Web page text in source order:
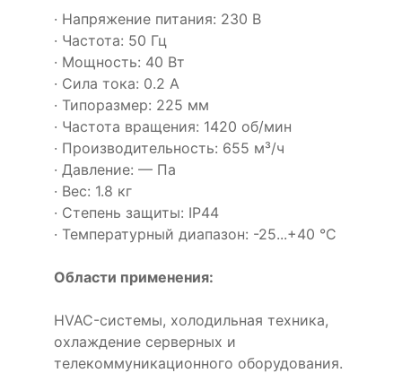
· Напряжение питания: 230 В
· Частота: 50 Гц
· Мощность: 40 Вт
· Сила тока: 0.2 А
· Типоразмер: 225 мм
· Частота вращения: 1420 об/мин
· Производительность: 655 м³/ч
· Давление: — Па
· Вес: 1.8 кг
· Степень защиты: IP44
· Температурный диапазон: -25...+40 °C
Области применения:
HVAC-системы, холодильная техника,
охлаждение серверных и
телекоммуникационного оборудования.